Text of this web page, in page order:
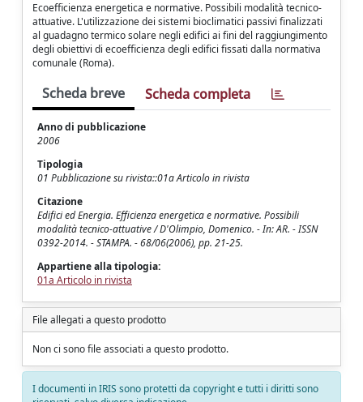
Ecoefficienza energetica e normative. Possibili modalità tecnico-
attuative. L'utilizzazione dei sistemi bioclimatici passivi finalizzati
al guadagno termico solare negli edifici ai fini del raggiungimento
degli obiettivi di ecoefficienza degli edifici fissati dalla normativa
comunale (Roma).
Scheda breve Scheda completa
Anno di pubblicazione
2006
Tipologia
01 Pubblicazione su rivista::01a Articolo in rivista
Citazione
Edifici ed Energia. Efficienza energetica e normative. Possibili
modalità tecnico-attuative / D'Olimpio, Domenico. - In: AR. - ISSN
0392-2014. - STAMPA. - 68/06(2006), pp. 21-25.
Appartiene alla tipologia:
01a Articolo in rivista
File allegati a questo prodotto
Non ci sono file associati a questo prodotto.
I documenti in IRIS sono protetti da copyright e tutti i diritti sono